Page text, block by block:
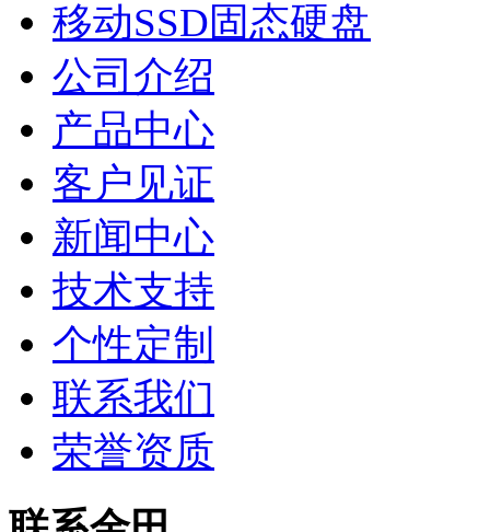
移动SSD固态硬盘
公司介绍
产品中心
客户见证
新闻中心
技术支持
个性定制
联系我们
荣誉资质